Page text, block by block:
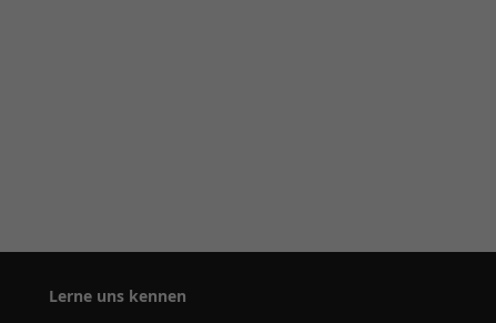
Lerne uns kennen